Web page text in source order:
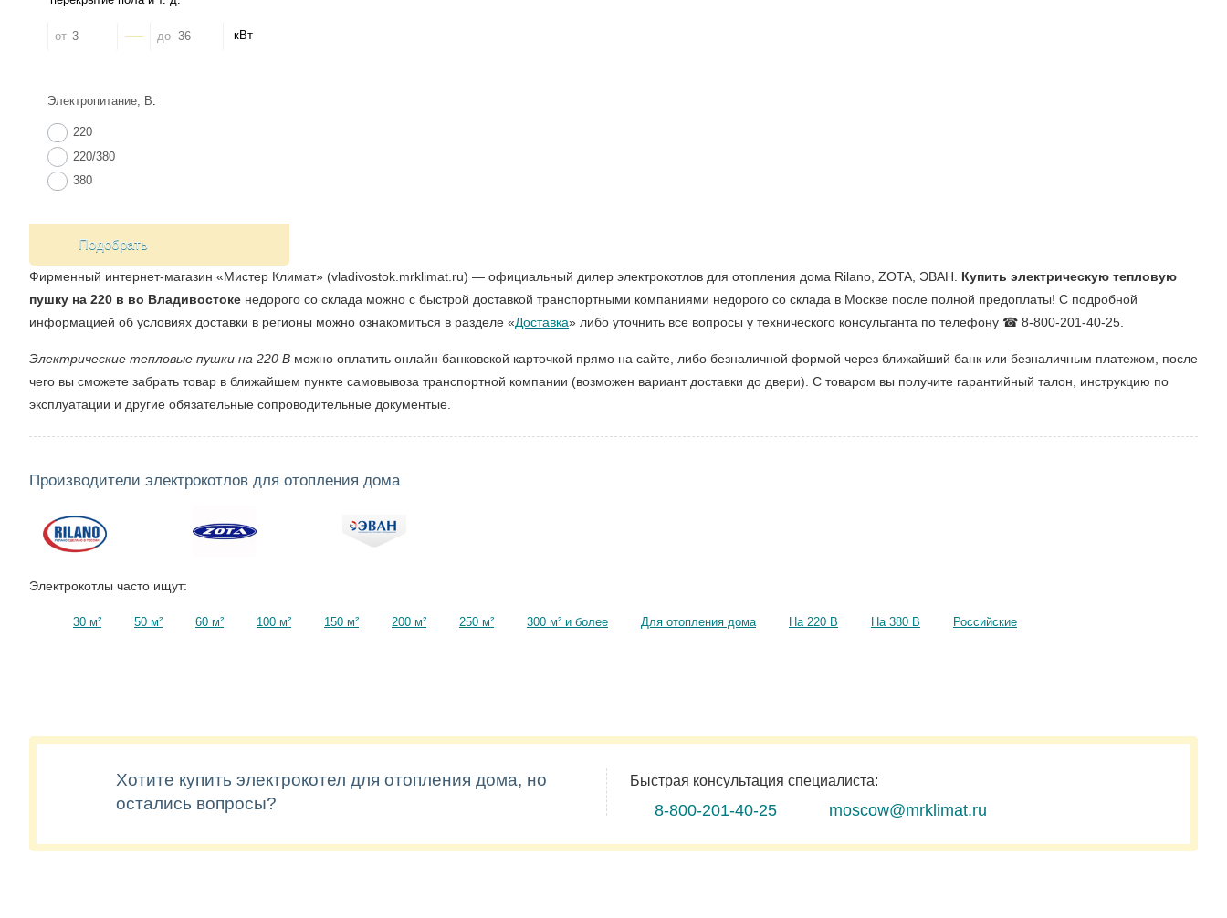
от до кВт
Электропитание, В:
220
220/380
380
Подобрать
Фирменный интернет-магазин «Мистер Климат» (vladivostok.mrklimat.ru) — официальный дилер электрокотлов для отопления дома Rilano, ZOTA, ЭВАН. Купить электрическую тепловую
пушку на 220 в во Владивостоке недорого со склада можно с быстрой доставкой транспортными компаниями недорого со склада в Москве после полной предоплаты! С подробной
информацией об условиях доставки в регионы можно ознакомиться в разделе «Доставка» либо уточнить все вопросы у технического консультанта по телефону ☎ 8-800-201-40-25.
Электрические тепловые пушки на 220 В можно оплатить онлайн банковской карточкой прямо на сайте, либо безналичной формой через ближайший банк или безналичным платежом, после
чего вы сможете забрать товар в ближайшем пункте самовывоза транспортной компании (возможен вариант доставки до двери). С товаром вы получите гарантийный талон, инструкцию по
эксплуатации и другие обязательные сопроводительные документые.
Производители электрокотлов для отопления дома
Электрокотлы часто ищут:
30 м² 50 м² 60 м² 100 м² 150 м² 200 м² 250 м² 300 м² и более Для отопления дома На 220 В На 380 В Российские
Хотите купить электрокотел для отопления дома, но
остались вопросы?
Быстрая консультация специалиста:
8-800-201-40-25 moscow@mrklimat.ru